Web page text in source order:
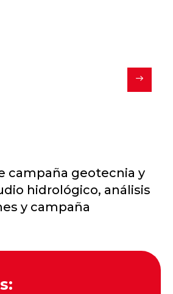
campaña geotecnia y
hidrológico, análisis
y campaña